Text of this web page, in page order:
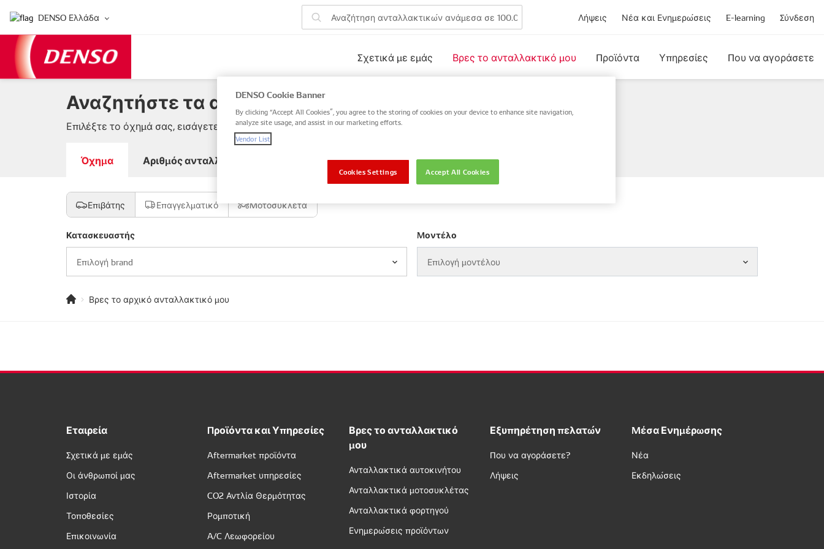
DENSO Ελλάδα Λήψεις Νέα και Ενημερώσεις E-learning Σύνδεση
Σχετικά με εμάς Βρες το ανταλλακτικό μου Προϊόντα Υπηρεσίες Που να αγοράσετε
Αναζητήστε τα ανταλλακτικά του οχήματός σας
Επιλέξτε το όχημά σας, εισάγετε αριθμό ανταλλακτικού DENSO ή OE ή αναζητήστε με VIN / αριθμό πλαισίου
Όχημα Αριθμός ανταλλακτικού DENSO / OE Αριθμός πλαισίου (VIN)
Επιβάτης Επαγγελματικό Μοτοσυκλέτα
Κατασκευαστής
Επιλογή brand
Μοντέλο
Επιλογή μοντέλου
Βρες το αρχικό ανταλλακτικό μου
Εταιρεία
Σχετικά με εμάς
Οι άνθρωποί μας
Ιστορία
Τοποθεσίες
Επικοινωνία
Προϊόντα και Υπηρεσίες
Aftermarket προϊόντα
Aftermarket υπηρεσίες
CO2 Αντλία Θερμότητας
Ρομποτική
A/C Λεωφορείου
Βρες το ανταλλακτικό
μου
Ανταλλακτικά αυτοκινήτου
Ανταλλακτικά μοτοσυκλέτας
Ανταλλακτικά φορτηγού
Ενημερώσεις προϊόντων
Εξυπηρέτηση πελατών
Που να αγοράσετε?
Λήψεις
Μέσα Ενημέρωσης
Νέα
Εκδηλώσεις
DENSO Cookie Banner
By clicking “Accept All Cookies”, you agree to the storing of cookies on your device to enhance site navigation,
analyze site usage, and assist in our marketing efforts.
Vendor List
Accept All Cookies
Cookies Settings